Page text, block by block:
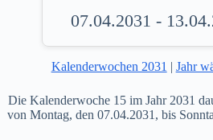
07.04.2031 -
Kalenderwochen 2031 | Jahr
Die Kalenderwoche 15 im Jahr 2031
von Montag, den 07.04.2031, bis